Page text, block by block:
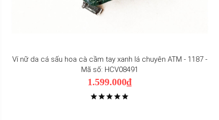
Ví nữ da cá sấu hoa cà cầm tay xanh lá chuyên ATM - 1187 -
Mã số: HCV08491
1.599.000₫